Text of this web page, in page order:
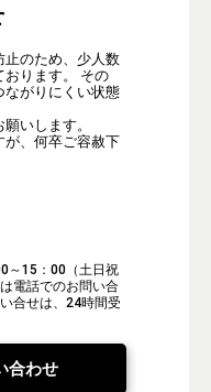
止のため、少人数
おります。 その
ながりにくい状態
いします。
が、何卒ご容赦下
～15：00（土日祝
電話でのお問い合
合せは、24時間受
合わせ